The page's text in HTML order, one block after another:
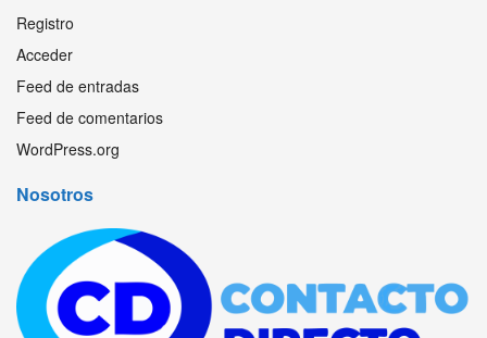
Registro
Acceder
Feed de entradas
Feed de comentarios
WordPress.org
Nosotros